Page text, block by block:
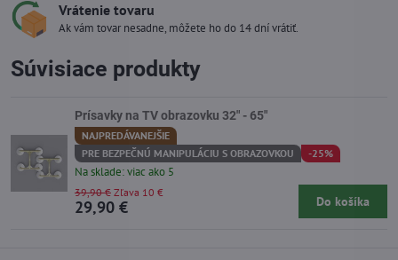
Vrátenie tovaru
Ak vám tovar nesadne, môžete ho do 14 dní vrátiť.
Súvisiace produkty
Prísavky na TV obrazovku 32" - 65"
NAJPREDÁVANEJŠIE
PRE BEZPEČNÚ MANIPULÁCIU S OBRAZOVKOU
-25%
Na sklade: viac ako 5
29,90 €
39,90 € Zľava 10 €
Do košíka